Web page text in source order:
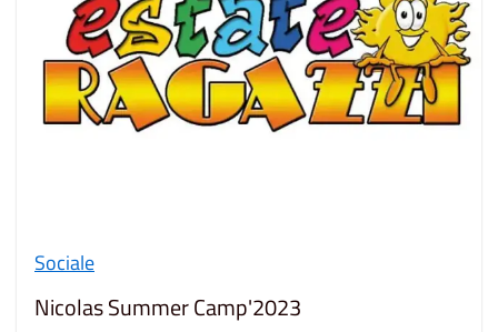
Sociale
Nicolas Summer Camp'2023